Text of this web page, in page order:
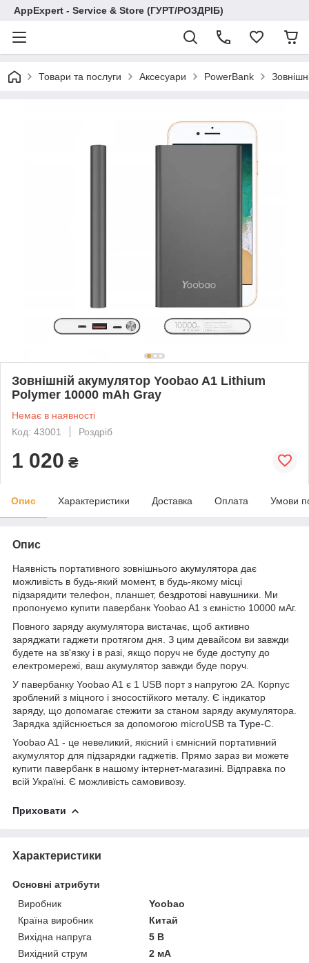
AppExpert - Service & Store (ГУРТ/РОЗДРІБ)
Товари та послуги Аксесуари PowerBank
Зовнішній акумулятор Yoobao A1 Lithium
Polymer 10000 mAh Gray
Немає в наявності
Код: 43001
Роздріб
1 020 ₴
Опис Характеристики Доставка Оплата Умови
Опис
Наявність портативного зовнішнього акумулятора дає
можливість в будь-який момент, в будь-якому місці
підзарядити телефон, планшет, бездротові навушники . Ми
пропонуємо купити павербанк Yoobao A1 з ємністю 10000 мАг.
Повного заряду акумулятора вистачає, щоб активно
заряджати гаджети протягом дня. З цим девайсом ви завжди
будете на зв'язку і в разі, якщо поруч не буде доступу до
електромережі, ваш акумулятор завжди буде поруч.
У павербанку Yoobao A1 є 1 USB порт з напругою 2А. Корпус
зроблений з міцного і зносостійкого металу. Є індикатор
заряду, що допомагає стежити за станом заряду акумулятора.
Зарядка здійснюється за допомогою microUSB та Type-C.
Yoobao A1 - це невеликий, якісний і ємнісний портативний
акумулятор для підзарядки гаджетів. Прямо зараз ви можете
купити павербанк в нашому інтернет-магазині. Відправка по
всій Україні. Є можливість самовивозу.
Приховати
Характеристики
Основні атрибути
Виробник
Yoobao
Країна виробник
Китай
Вихідна напруга
5 В
Вихідний струм
2 мА